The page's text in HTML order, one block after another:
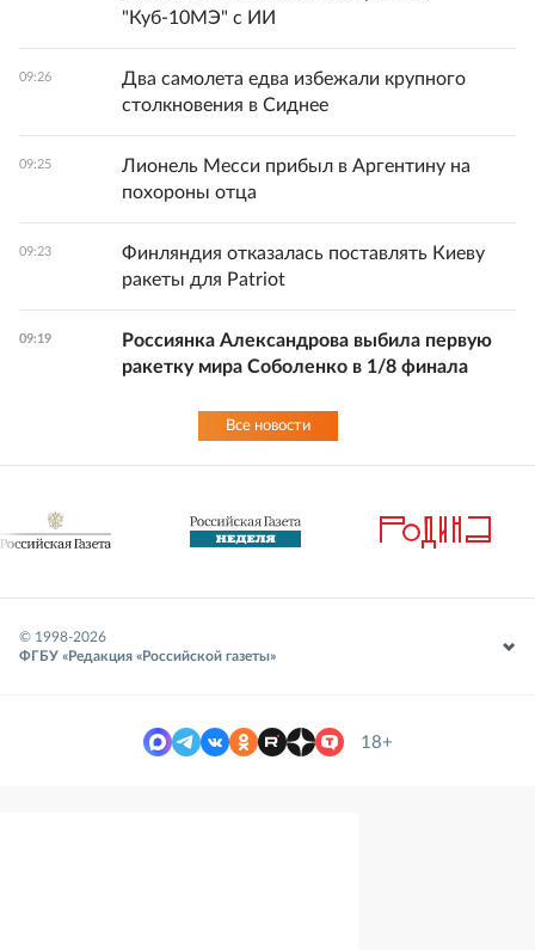
"Куб-10МЭ" с ИИ
09:26
Два самолета едва избежали крупного
столкновения в Сиднее
09:25
Лионель Месси прибыл в Аргентину на
похороны отца
09:23
Финляндия отказалась поставлять Киеву
ракеты для Patriot
09:19
Россиянка Александрова выбила первую
ракетку мира Соболенко в 1/8 финала
Все новости
© 1998-2026
ФГБУ «Редакция «Российской газеты»
18+